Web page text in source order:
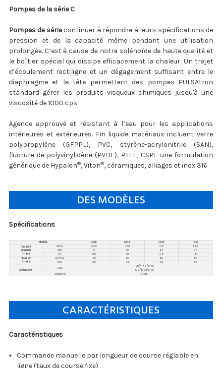
Pompes de la série C
Pompes de sériecontinuer à répondre à leurs spécifications de
pression et de la capacité même pendant une utilisation
prolongée. C’est à cause de notre solénoïde de haute qualité et
le boîtier spécial qui dissipe efficacement la chaleur. Un trajet
d’écoulement rectiligne et un dégagement suffisant entre le
diaphragme et la tête permettent des pompes PULSAtron
standard gérer les produits visqueux chimiques jusqu'à une
viscosité de 1000 cps.
Agence approuvé et résistant à l’eau pour les applications
intérieures et extérieures. Fin liquide matériaux incluent verre
polypropylène (GFPPL), PVC, styrène-acrylonitrile (SAN),
fluorure de polyvinylidène (PVDF), PTFE, CSPE une formulation
générique de Hypalon®, Viton®, céramiques, alliages et inox 316
DES MODÈLES
Spécifications
MODÈLE LC02 LC03 LC04
LC54
Capacité
nominal
(max.)
GAL/H 0.25 0,50 1,00
1.25
GPD
6 12 24
30
L/H
0,9 1,9 3.8
4.7
Pression
(max.)
LB/PO2 80 80 80
80
BAR
5.6 5.6 5.6 5.6
Connexions
Tube
DI 1/4" X 3/8" OD
ID 3/8" X 1/2" OD
Tuyauterie
1/4" FNPT
CARACTÉRISTIQUES
Caractéristiques
Commande manuelle par longueur de course réglable en
ligne (taux de course fixe).